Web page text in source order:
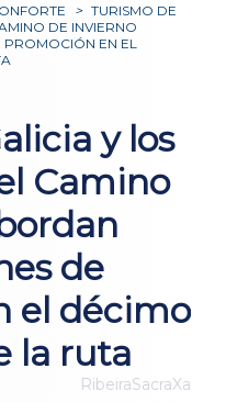
> TURISMO DE
DE INVIERNO
EN EL
y los
Camino
de
el décimo
la ruta
RibeiraSacraXa